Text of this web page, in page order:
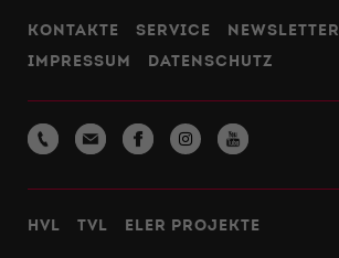
KONTAKTE SERVICE
NEWSLETTER
IMPRESSUM
DATENSCHUTZ
HVL TVL ELER PROJEKTE